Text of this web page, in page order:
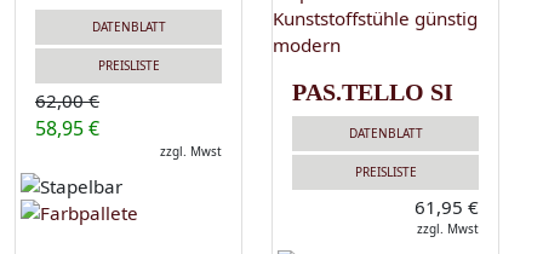
DATENBLATT
PREISLISTE
62,00 €
58,95 €
zzgl. Mwst
PAS.TELLO SI
DATENBLATT
PREISLISTE
61,95 €
zzgl. Mwst